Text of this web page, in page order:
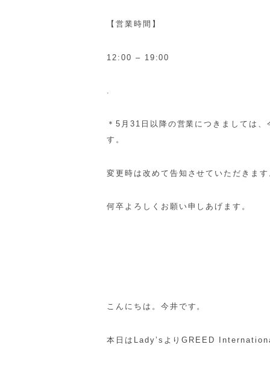
【営業時間】
12:00 – 19:00
.
＊5月31日以降の営業につきましては
す。
変更時は改めて告知させていただきま
何卒よろしくお願い申しあげます。
こんにちは。今井です。
本日はLady’sよりGREED